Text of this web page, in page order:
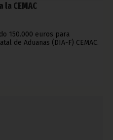
CEMAC
150.000 euros para
de Aduanas (DIA-F) CEMAC.